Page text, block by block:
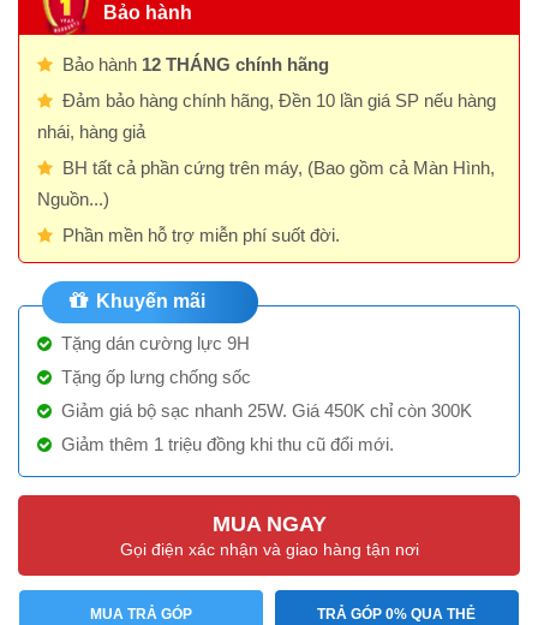
Bảo hành
Bảo hành 12 THÁNG chính hãng
Đảm bảo hàng chính hãng, Đền 10 lần giá SP nếu hàng
nhái, hàng giả
BH tất cả phần cứng trên máy, (Bao gồm cả Màn Hình,
Nguồn...)
Phần mền hỗ trợ miễn phí suốt đời.
Khuyến mãi
Tặng dán cường lực 9H
Tặng ốp lưng chống sốc
Giảm giá bộ sạc nhanh 25W. Giá 450K chỉ còn 300K
Giảm thêm 1 triệu đồng khi thu cũ đổi mới.
MUA NGAY
Gọi điện xác nhận và giao hàng tận nơi
MUA TRẢ GÓP TRẢ GÓP 0% QUA THẺ